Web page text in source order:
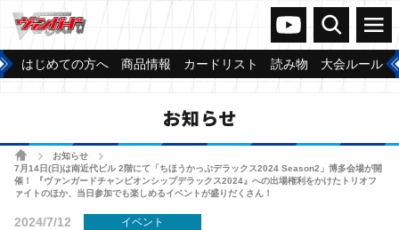
ヴァンガードch
検索 メニュー
はじめての方へ 商品情報 カードリスト 読み物 大会ルール
お知らせ
ホームお知らせ
7月14日(日)は南近代ビル 2階にて「ちほうかっぷデラックス2024 Season2」博多会場が開
催！ 『ヴァンガードチャンピオンシップデラックス2024』への出場権利をかけたトリオフ
ァイトのほか、当日参加でも楽しめるイベントが盛りだくさん！
2024/7/12 イベント